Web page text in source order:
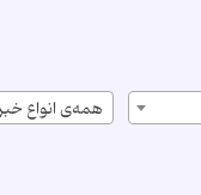
همه‌ی انواع خبر